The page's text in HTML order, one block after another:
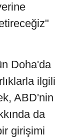
Doha'da
ilgili
ABD'nin
da
girişimi